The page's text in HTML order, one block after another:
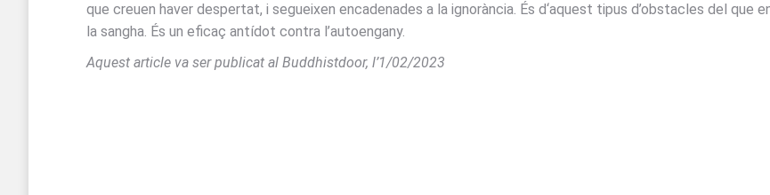
que creuen haver despertat, i segueixen encadenades a la ignorància. És d‘aquest tipus d’obstacles del
la sangha. És un eficaç antídot contra l’autoengany.
Aquest article va ser publicat al Buddhistdoor, l’1/02/2023